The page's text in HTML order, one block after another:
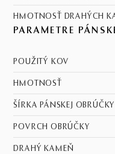
HMOTNOSŤ DRAHÝCH
PARAMETRE
POUŽITÝ KOV
HMOTNOSŤ
ŠÍRKA PÁNSKEJ OBRÚČKY
POVRCH OBRÚČKY
DRAHÝ KAMEŇ